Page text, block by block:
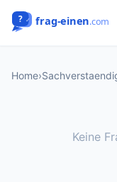
Home›
Keine